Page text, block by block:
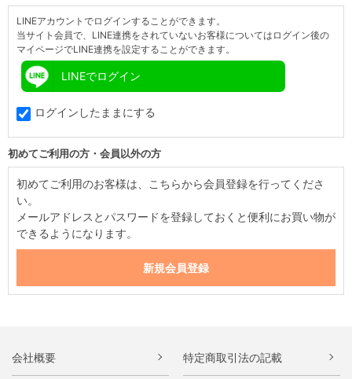
LINEアカウントでログインすることができます。
当サイト会員で、LINE連携をされていないお客様についてはログイン後の
マイページでLINE連携を設定することができます。
LINEでログイン
ログインしたままにする
初めてご利用の方・会員以外の方
初めてご利用のお客様は、こちらから会員登録を行ってくださ
い。
メールアドレスとパスワードを登録しておくと便利にお買い物が
できるようになります。
会社概要 特定商取引法の記載